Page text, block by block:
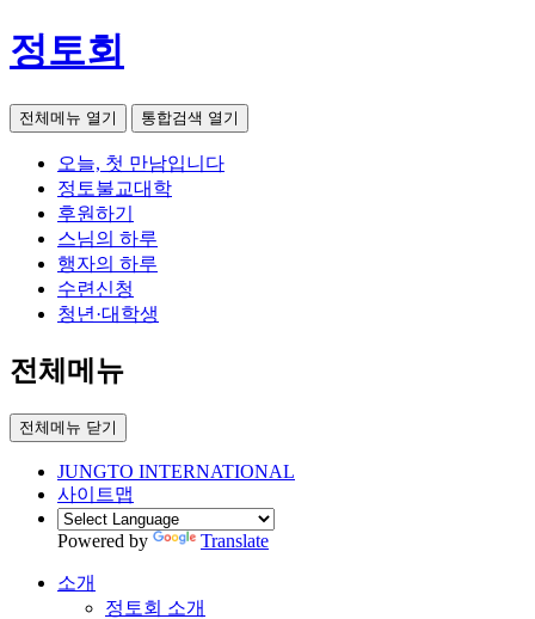
정토회
전체메뉴 열기 통합검색 열기
오늘, 첫 만남입니다
정토불교대학
후원하기
스님의 하루
행자의 하루
수련신청
청년·대학생
전체메뉴
전체메뉴 닫기
JUNGTO INTERNATIONAL
사이트맵
Powered by Translate
소개
정토회 소개